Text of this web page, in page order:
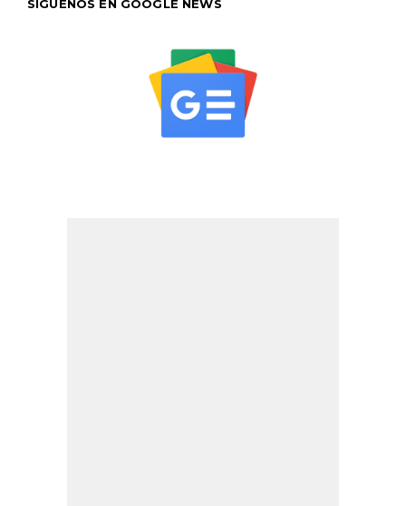
SÍGUENOS EN GOOGLE NEWS